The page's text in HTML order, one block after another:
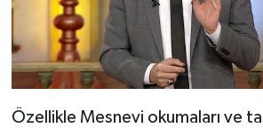
Özellikle Mesnevi okumaları ve